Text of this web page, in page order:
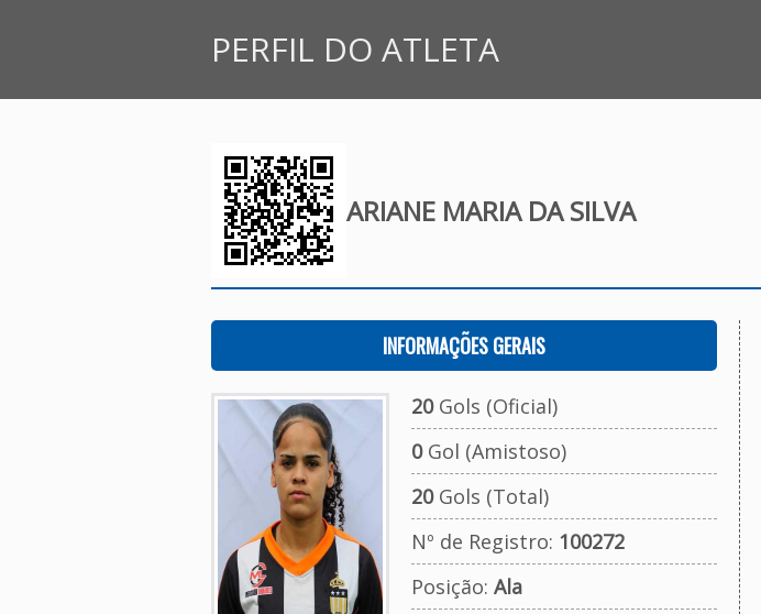
PERFIL DO ATLETA
ARIANE MARIA DA SILVA
INFORMAÇÕES GERAIS
20Gols (Oficial)
0Gol (Amistoso)
20Gols (Total)
Nº de Registro: 100272
Posição: Ala